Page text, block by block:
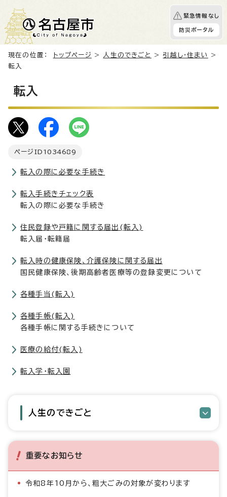
緊急情報なし
防災ポータル
現在の位置： トップページ > 人生のできごと > 引越し・住まい
>
転入
転入
ページID 1034689
転入の際に必要な手続き
転入手続きチェック表
転入の際に必要な手続き
住民登録や戸籍に関する届出(転入)
転入届・転籍届
転入時の健康保険、介護保険に関する届出
国民健康保険、後期高齢者医療等の登録変更について
各種手当(転入)
各種手帳(転入)
各種手帳に関する手続きについて
医療の給付(転入)
転入学・転入園
人生のできごと
重要なお知らせ
令和8年10月から、粗大ごみの対象が変わります